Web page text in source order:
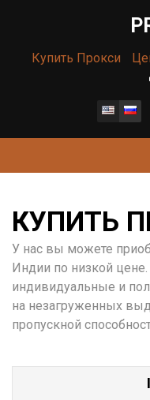
Купить Прокси
КУПИТЬ
У нас вы можете
Индии по низкой
индивидуальные и
на незагруженных
пропускной